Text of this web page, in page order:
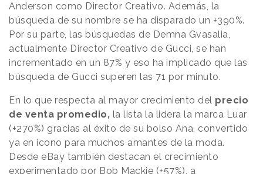
Anderson como Director Creativo. Además, la
búsqueda de su nombre se ha disparado un +390%.
Por su parte, las búsquedas de Demna Gvasalia,
actualmente Director Creativo de Gucci, se han
incrementado en un 87% y eso ha implicado que las
búsqueda de Gucci superen las 71 por minuto.
En lo que respecta al mayor crecimiento del precio
de venta promedio, la lista la lidera la marca Luar
(+270%) gracias al éxito de su bolso Ana, convertido
ya en icono para muchos amantes de la moda.
Desde eBay también destacan el crecimiento
experimentado por Bob Mackie (+57%), a